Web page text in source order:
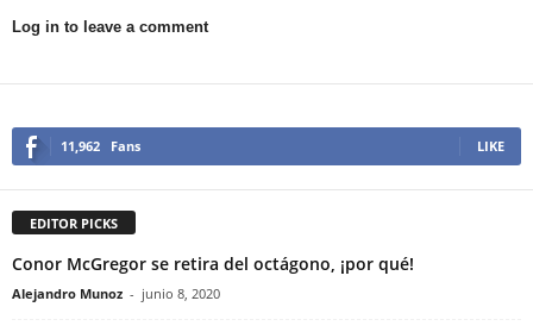
Log in to leave a comment
11,962 Fans LIKE
EDITOR PICKS
Conor McGregor se retira del octágono, ¡por qué!
Alejandro Munoz - junio 8, 2020